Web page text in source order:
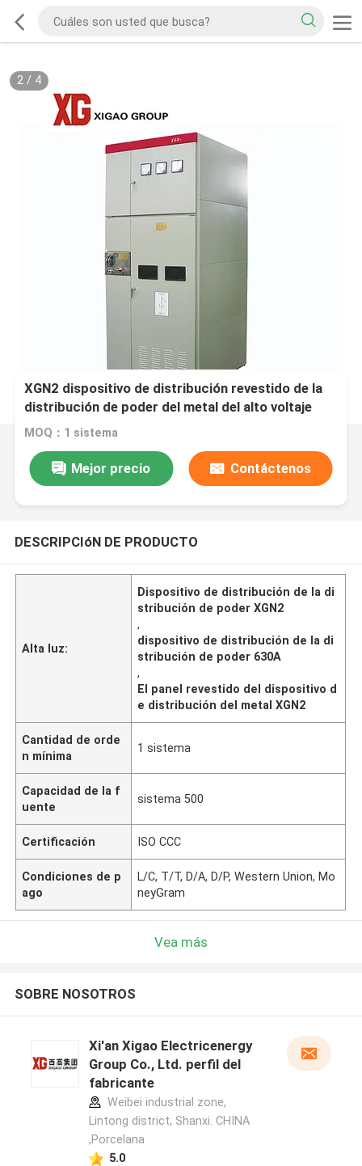
2/ 4
XGN2 dispositivo de distribución revestido de la
distribución de poder del metal del alto voltaje
11kv 12kv
MOQ：1 sistema
Mejor precio Contáctenos
DESCRIPCIóN DE PRODUCTO
Alta luz:
Dispositivo de distribución de la di
stribución de poder XGN2
,
dispositivo de distribución de la di
stribución de poder 630A
,
El panel revestido del dispositivo d
e distribución del metal XGN2
Cantidad de orde
n mínima
1 sistema
Capacidad de la f
uente
sistema 500
Certificación ISO CCC
Condiciones de p
ago
L/C, T/T, D/A, D/P, Western Union, Mo
neyGram
Vea más
SOBRE NOSOTROS
Xi'an Xigao Electricenergy
Group Co., Ltd. perfil del
fabricante
Weibei industrial zone,
Lintong district, Shanxi. CHINA
,Porcelana
5.0